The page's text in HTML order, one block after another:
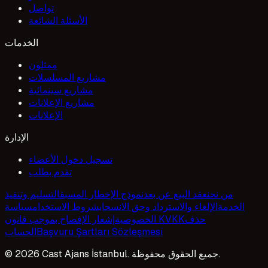
تواصل
الأسئلة الشائعة
الخدمات
ممثلون
مشاريع المسلسلات
مشاريع سينمائية
مشاريع الإعلانات
الإعلانات
الإدارة
تسجيل دخول الأعضاء
تقدم بطلب
من نحنعقد البيع عن بعدنموذج الإخطار المسبقالتسليم وتنفيذ
الخدمةالإلغاء والاسترداد وحق الانسحابشروط الاستخدامسياسة
الخصوصية إشعار الإفصاح بموجب قانون KVKKحذف
الحسابBaşvuru Şartları Sözleşmesi
© 2026 Cast Ajans İstanbul. جميع الحقوق محفوظة.